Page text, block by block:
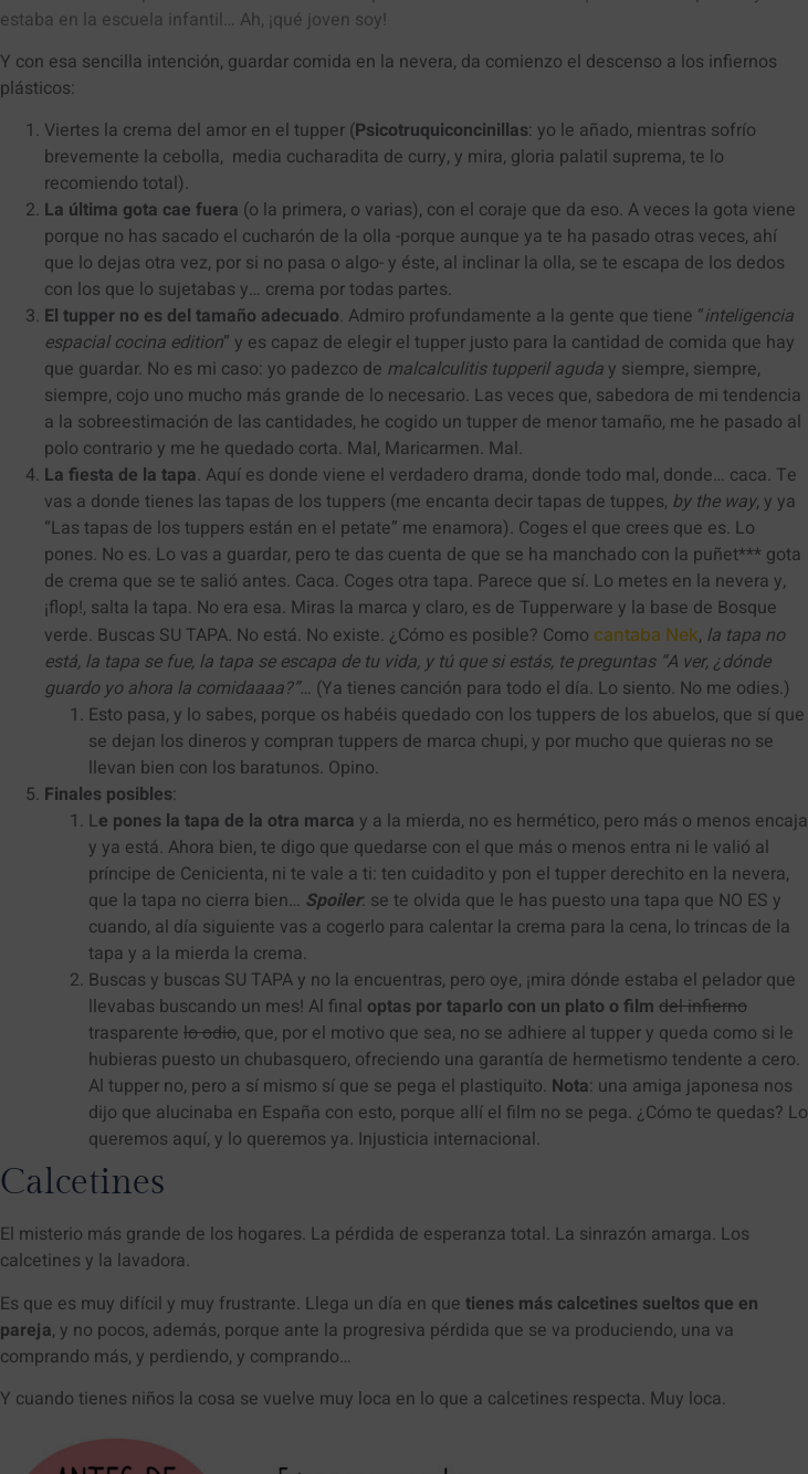
estaba en la escuela infantil… Ah, ¡qué joven soy!
Y con esa sencilla intención, guardar comida en la nevera, da comienzo el descenso a los infiernos
plásticos:
Viertes la crema del amor en el tupper (Psicotruquiconcinillas: yo le añado, mientras sofrío
brevemente la cebolla, media cucharadita de curry, y mira, gloria palatil suprema, te lo
recomiendo total).
La última gota cae fuera (o la primera, o varias), con el coraje que da eso. A veces la gota viene
porque no has sacado el cucharón de la olla -porque aunque ya te ha pasado otras veces, ahí
que lo dejas otra vez, por si no pasa o algo- y éste, al inclinar la olla, se te escapa de los dedos
con los que lo sujetabas y… crema por todas partes.
El tupper no es del tamaño adecuado. Admiro profundamente a la gente que tiene “inteligencia
espacial cocina edition” y es capaz de elegir el tupper justo para la cantidad de comida que hay
que guardar. No es mi caso: yo padezco de malcalculitis tupperil aguda y siempre, siempre,
siempre, cojo uno mucho más grande de lo necesario. Las veces que, sabedora de mi tendencia
a la sobreestimación de las cantidades, he cogido un tupper de menor tamaño, me he pasado al
polo contrario y me he quedado corta. Mal, Maricarmen. Mal.
La fiesta de la tapa. Aquí es donde viene el verdadero drama, donde todo mal, donde… caca. Te
vas a donde tienes las tapas de los tuppers (me encanta decir tapas de tuppes, by the way, y ya
“Las tapas de los tuppers están en el petate” me enamora). Coges el que crees que es. Lo
pones. No es. Lo vas a guardar, pero te das cuenta de que se ha manchado con la puñet*** gota
de crema que se te salió antes. Caca. Coges otra tapa. Parece que sí. Lo metes en la nevera y,
¡flop!, salta la tapa. No era esa. Miras la marca y claro, es de Tupperware y la base de Bosque
verde. Buscas SU TAPA. No está. No existe. ¿Cómo es posible? Como cantaba Nek, la tapa no
está, la tapa se fue, la tapa se escapa de tu vida, y tú que si estás, te preguntas “A ver, ¿dónde
guardo yo ahora la comidaaaa?”… (Ya tienes canción para todo el día. Lo siento. No me odies.)
Esto pasa, y lo sabes, porque os habéis quedado con los tuppers de los abuelos, que sí que
se dejan los dineros y compran tuppers de marca chupi, y por mucho que quieras no se
llevan bien con los baratunos. Opino.
Finales posibles:
Le pones la tapa de la otra marca y a la mierda, no es hermético, pero más o menos encaja
y ya está. Ahora bien, te digo que quedarse con el que más o menos entra ni le valió al
príncipe de Cenicienta, ni te vale a ti: ten cuidadito y pon el tupper derechito en la nevera,
que la tapa no cierra bien… Spoiler: se te olvida que le has puesto una tapa que NO ES y
cuando, al día siguiente vas a cogerlo para calentar la crema para la cena, lo trincas de la
tapa y a la mierda la crema.
Buscas y buscas SU TAPA y no la encuentras, pero oye, ¡mira dónde estaba el pelador que
llevabas buscando un mes! Al final optas por taparlo con un plato o film del infierno
trasparente lo odio, que, por el motivo que sea, no se adhiere al tupper y queda como si le
hubieras puesto un chubasquero, ofreciendo una garantía de hermetismo tendente a cero.
Al tupper no, pero a sí mismo sí que se pega el plastiquito. Nota: una amiga japonesa nos
dijo que alucinaba en España con esto, porque allí el film no se pega. ¿Cómo te quedas? Lo
queremos aquí, y lo queremos ya. Injusticia internacional.
Calcetines
El misterio más grande de los hogares. La pérdida de esperanza total. La sinrazón amarga. Los
calcetines y la lavadora.
Es que es muy difícil y muy frustrante. Llega un día en que tienes más calcetines sueltos que en
pareja, y no pocos, además, porque ante la progresiva pérdida que se va produciendo, una va
comprando más, y perdiendo, y comprando…
Y cuando tienes niños la cosa se vuelve muy loca en lo que a calcetines respecta. Muy loca.